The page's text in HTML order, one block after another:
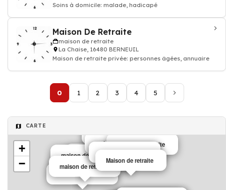
Soins à domicile: malade, hadicapé
Maison De Retraite
maison de retraite
La Chaise, 16480 BERNEUIL
Maison de retraite privée: personnes âgées, annuaire
0 1 2 3 4 5
CARTE
maison de retraite
maison de retraite
maison de retraite
maison de retraite
maison de retraite
maison de retraite
maison de retraite
Maison de retraite
maison de retraite
Maison de retraite
+
−